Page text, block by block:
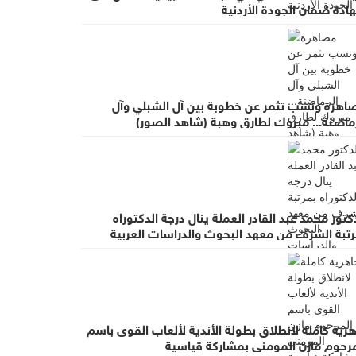
ضمان الجودة الأردنية
ونسب تثمر عن خطوبة بين آل الشبلي وآل
مبروك لطارق وهبة (شاهد الصور)
محمد عبد القادر العملة ينال درجة الدكتوراه
الشرف من معهد البحوث والدراسات العربية
كاملة لانطلاق بطولة الأندية لألعاب القوى باسم
مازن المومني بمشاركة قياسية